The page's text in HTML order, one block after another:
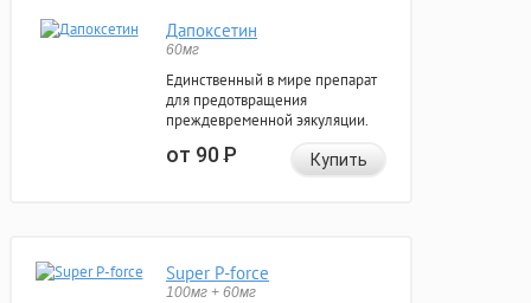
Дапоксетин
60мг
Единственный в мире препарат
для предотвращения
преждевременной эякуляции.
от 90Р Купить
Super P-force
100мг + 60мг